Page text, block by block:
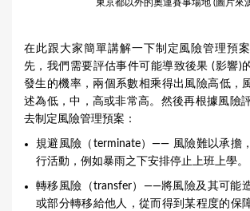
東京都以外的奧運賽事場地 (圖片來
在此跟大家簡單講解一下制定風險管理預
先，我們需要評估事件可能導致後果 (影響)
發生的機率，兩個系數相乘得出風險高低，
述為低，中，高或非常高。然後再根據風險
去制定風險管理預案：
規避風險（terminate）—— 風險難以承擔
行活動，例如暴雨之下安排停止上班上學。
轉移風險（transfer）——將風險及其可能
或部分轉移給他人，從而得到某程度的保